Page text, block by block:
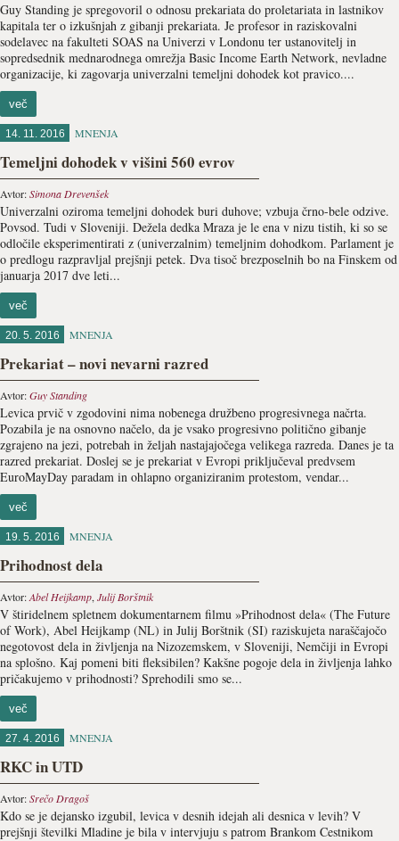
Guy Standing je spregovoril o odnosu prekariata do proletariata in lastnikov
kapitala ter o izkušnjah z gibanji prekariata. Je profesor in raziskovalni
sodelavec na fakulteti SOAS na Univerzi v Londonu ter ustanovitelj in
sopredsednik mednarodnega omrežja Basic Income Earth Network, nevladne
organizacije, ki zagovarja univerzalni temeljni dohodek kot pravico....
več
14. 11. 2016 MNENJA
Temeljni dohodek v višini 560 evrov
Avtor:Simona Drevenšek
Univerzalni oziroma temeljni dohodek buri duhove; vzbuja črno-bele odzive.
Povsod. Tudi v Sloveniji. Dežela dedka Mraza je le ena v nizu tistih, ki so se
odločile eksperimentirati z (univerzalnim) temeljnim dohodkom. Parlament je
o predlogu razpravljal prejšnji petek. Dva tisoč brezposelnih bo na Finskem od
januarja 2017 dve leti...
več
20. 5. 2016 MNENJA
Prekariat – novi nevarni razred
Avtor:Guy Standing
Levica prvič v zgodovini nima nobenega družbeno progresivnega načrta.
Pozabila je na osnovno načelo, da je vsako progresivno politično gibanje
zgrajeno na jezi, potrebah in željah nastajajočega velikega razreda. Danes je ta
razred prekariat. Doslej se je prekariat v Evropi priključeval predvsem
EuroMayDay paradam in ohlapno organiziranim protestom, vendar...
več
19. 5. 2016 MNENJA
Prihodnost dela
Avtor:Abel Heijkamp, Julij Borštnik
V štiridelnem spletnem dokumentarnem filmu »Prihodnost dela« (The Future
of Work), Abel Heijkamp (NL) in Julij Borštnik (SI) raziskujeta naraščajočo
negotovost dela in življenja na Nizozemskem, v Sloveniji, Nemčiji in Evropi
na splošno. Kaj pomeni biti fleksibilen? Kakšne pogoje dela in življenja lahko
pričakujemo v prihodnosti? Sprehodili smo se...
več
27. 4. 2016 MNENJA
RKC in UTD
Avtor:Srečo Dragoš
Kdo se je dejansko izgubil, levica v desnih idejah ali desnica v levih? V
prejšnji številki Mladine je bila v intervjuju s patrom Brankom Cestnikom